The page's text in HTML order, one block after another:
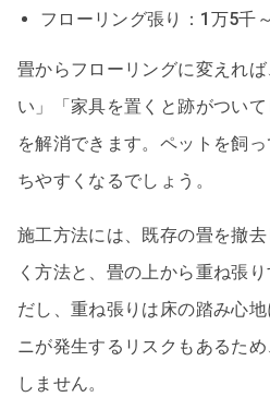
フローリング張り：1万5千
畳からフローリングに変えれ
い」「家具を置くと跡がつい
を解消できます。ペットを飼
ちやすくなるでしょう。
施工方法には、既存の畳を撤
く方法と、畳の上から重ね張
だし、重ね張りは床の踏み心
ニが発生するリスクもあるた
しません。